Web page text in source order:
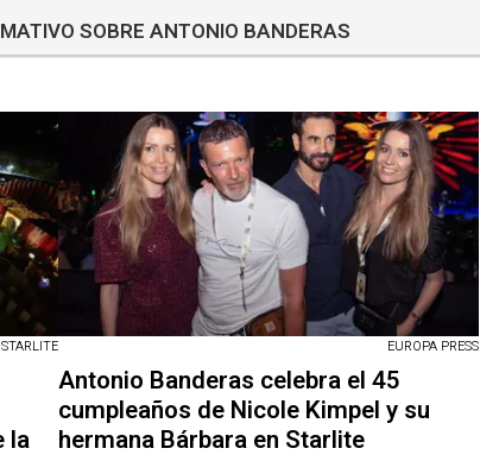
SOBRE ANTONIO BANDERAS
STARLITE
la
EUROPA PRESS
Antonio Banderas celebra el 45
cumpleaños de Nicole Kimpel y su
hermana Bárbara en Starlite